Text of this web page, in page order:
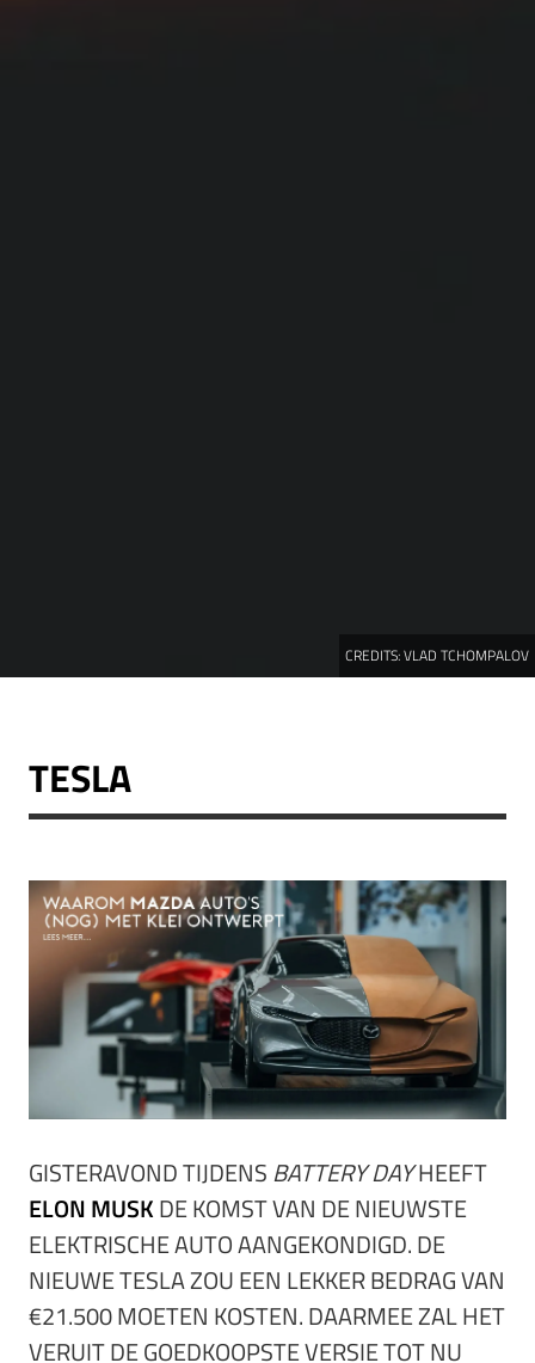
CREDITS:VLAD TCHOMPALOV
TESLA
GISTERAVOND TIJDENSBATTERY DAYHEEFT
ELON MUSKDE KOMST VAN DE NIEUWSTE
ELEKTRISCHE AUTO AANGEKONDIGD. DE
NIEUWE TESLA ZOU EEN LEKKER BEDRAG VAN
€21.500 MOETEN KOSTEN. DAARMEE ZAL HET
VERUIT DE GOEDKOOPSTE VERSIE TOT NU